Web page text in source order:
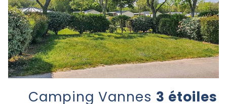
Camping Vannes 3 étoiles